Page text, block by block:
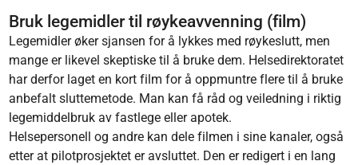
Bruk legemidler til røykeavvenning (film)
Legemidler øker sjansen for å lykkes med røykeslutt, men
mange er likevel skeptiske til å bruke dem. Helsedirektoratet
har derfor laget en kort film for å oppmuntre flere til å bruke
anbefalt sluttemetode. Man kan få råd og veiledning i riktig
legemiddelbruk av fastlege eller apotek.
Helsepersonell og andre kan dele filmen i sine kanaler, også
etter at pilotprosjektet er avsluttet. Den er redigert i en lang